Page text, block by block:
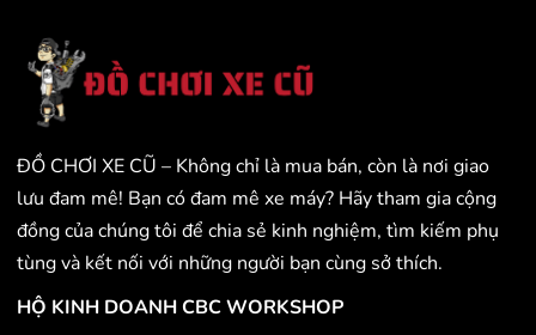
ĐỒ CHƠI XE CŨ – Không chỉ là mua bán, còn là nơi giao
lưu đam mê! Bạn có đam mê xe máy? Hãy tham gia cộng
đồng của chúng tôi để chia sẻ kinh nghiệm, tìm kiếm phụ
tùng và kết nối với những người bạn cùng sở thích.
HỘ KINH DOANH CBC WORKSHOP